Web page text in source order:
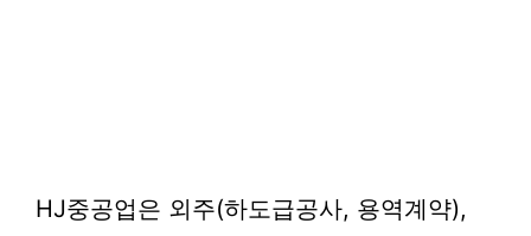
HJ중공업은 외주(하도급공사, 용역계약),